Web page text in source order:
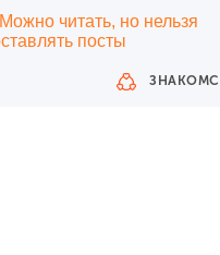
читать, но нельзя
посты